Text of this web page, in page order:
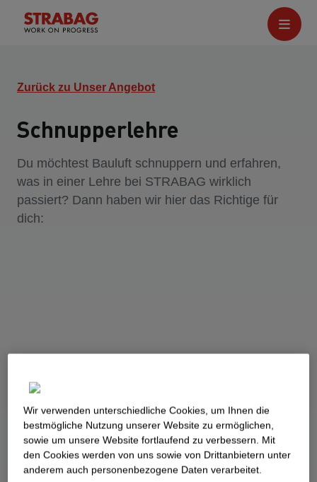
Zurück zu Unser Angebot
Schnupperlehre
Du möchtest Bauluft schnuppern und erfahren,
was in einer Lehre bei STRABAG wirklich
passiert? Dann haben wir hier das Richtige für
dich:
Wir verwenden unterschiedliche Cookies, um Ihnen die
best­mögliche Nutzung unserer Website zu ermöglichen,
sowie um unsere Website fortlaufend zu verbessern. Mit
den Cookies werden von uns sowie von Drittanbietern unter
anderem auch personenbezogene Daten verarbeitet.